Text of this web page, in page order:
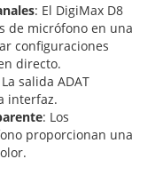
: El DigiMax D8
de micrófono en una
configuraciones
directo.
salida ADAT
interfaz.
: Los
proporcionan una